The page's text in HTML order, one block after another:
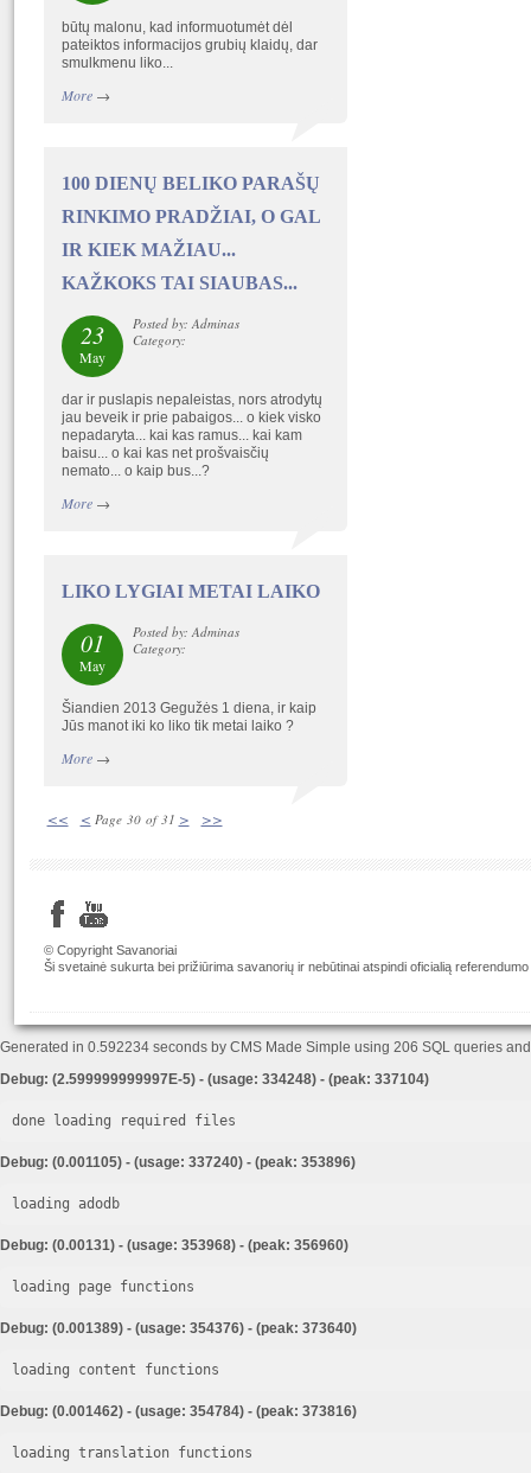
būtų malonu, kad informuotumėt dėl
pateiktos informacijos grubių klaidų, dar
smulkmenu liko...
More→
100 DIENŲ BELIKO PARAŠŲ
RINKIMO PRADŽIAI, O GAL
IR KIEK MAŽIAU...
KAŽKOKS TAI SIAUBAS...
23
May
Posted by: Adminas
Category:
dar ir puslapis nepaleistas, nors atrodytų
jau beveik ir prie pabaigos... o kiek visko
nepadaryta... kai kas ramus... kai kam
baisu... o kai kas net prošvaisčių
nemato... o kaip bus...?
More→
LIKO LYGIAI METAI LAIKO
01
May
Posted by: Adminas
Category:
Šiandien 2013 Gegužės 1 diena, ir kaip
Jūs manot iki ko liko tik metai laiko ?
More→
<< < Page 30 of 31 > >>
© Copyright Savanoriai
Ši svetainė sukurta bei prižiūrima savanorių ir nebūtinai atspindi oficialią
Generated in 0.592234 seconds by CMS Made Simple using 206 SQL queries
Debug: (2.599999999997E-5) - (usage: 334248) - (peak: 337104)
done loading required files
Debug: (0.001105) - (usage: 337240) - (peak: 353896)
loading adodb
Debug: (0.00131) - (usage: 353968) - (peak: 356960)
loading page functions
Debug: (0.001389) - (usage: 354376) - (peak: 373640)
loading content functions
Debug: (0.001462) - (usage: 354784) - (peak: 373816)
loading translation functions